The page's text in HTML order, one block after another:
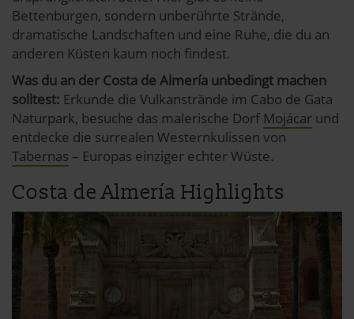
Bettenburgen, sondern unberührte Strände,
dramatische Landschaften und eine Ruhe, die du an
anderen Küsten kaum noch findest.
Was du an der Costa de Almería unbedingt machen
solltest: Erkunde die Vulkanstrände im Cabo de Gata
Naturpark, besuche das malerische Dorf Mojácar und
entdecke die surrealen Westernkulissen von
Tabernas – Europas einziger echter Wüste.
Costa de Almería Highlights